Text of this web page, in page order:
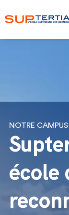
NOTRE CAMPUS
école